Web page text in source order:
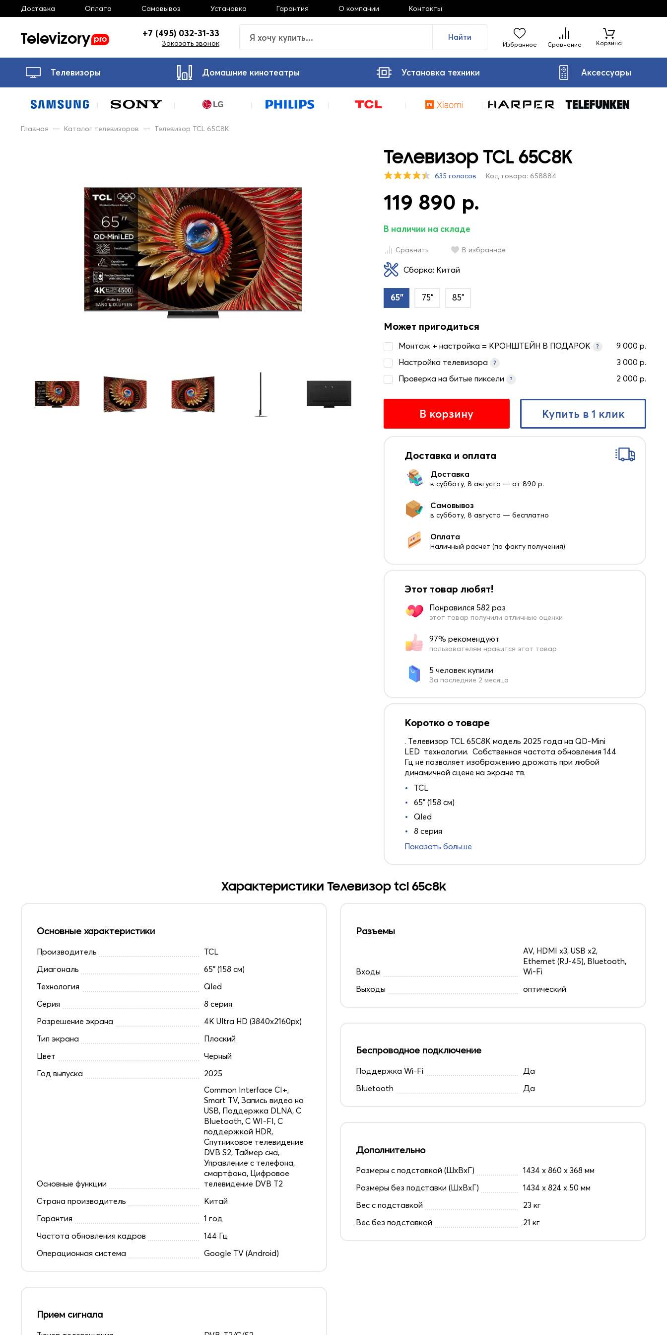
Доставка Оплата Самовывоз Установка Гарантия О компании Контакты
Televizory pro +7 (495) 032-31-33
Заказать звонок
Найти
Избранное Сравнение Корзина
Телевизоры Домашние кинотеатры Установка техники Аксессуары
Главная — Каталог телевизоров — Телевизор TCL 65C8K
Телевизор TCL 65C8K
635 голосов Код товара: 658884
119 890 р.
В наличии на складе
Сравнить В избранное
Сборка: Китай
65" 75" 85"
Может пригодиться
Монтаж + настройка = КРОНШТЕЙН В ПОДАРОК ?
9 000 р.
Настройка телевизора
?
3 000 р.
Проверка на битые пиксели
? 2 000 р.
В корзину Купить в 1 клик
Доставка и оплата
Доставка
в субботу, 8 августа — от 890 р.
Самовывоз
в субботу, 8 августа — бесплатно
Оплата
Наличный расчет (по факту получения)
Этот товар любят!
Понравился 582 раз
этот товар получили отличные оценки
97% рекомендуют
пользователям нравится этот товар
5 человек купили
За последние 2 месяца
Коротко о товаре
. Телевизор TCL 65C8K модель 2025 года на QD-Mini
LED технологии. Собственная частота обновления 144
Гц не позволяет изображению дрожать при любой
динамичной сцене на экране тв.
TCL
65" (158 см)
Qled
8 серия
Показать больше
Характеристики Телевизор tcl 65c8k
Основные характеристики
Производитель
TCL
Диагональ
65" (158 см)
Технология
Qled
Серия
8 серия
Разрешение экрана
4K Ultra HD (3840x2160px)
Тип экрана
Плоский
Цвет
Черный
Год выпуска
2025
Основные функции
Common Interface CI+,
Smart TV, Запись видео на
USB, Поддержка DLNA, С
Bluetooth, С WI-FI, С
поддержкой HDR,
Спутниковое телевидение
DVB S2, Таймер сна,
Управление с телефона,
смартфона, Цифровое
телевидение DVB T2
Страна производитель
Китай
Гарантия
1 год
Частота обновления кадров
144 Гц
Операционная система
Google TV (Android)
Прием сигнала
Разъемы
Входы
AV, HDMI x3, USB x2,
Ethernet (RJ-45), Bluetooth,
Wi-Fi
Выходы
оптический
Беспроводное подключение
Поддержка Wi-Fi
Да
Bluetooth
Да
Дополнительно
Размеры с подставкой (ШxВxГ)
1434 x 860 x 368 мм
Размеры без подставки (ШxВxГ)
1434 x 824 x 50 мм
Вес с подставкой
23 кг
Вес без подставкой
21 кг